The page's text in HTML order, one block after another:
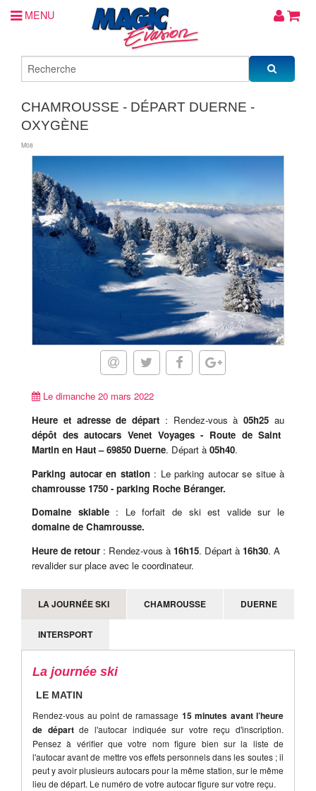
MENU
CHAMROUSSE - DÉPART DUERNE -
OXYGÈNE
M08
Le dimanche 20 mars 2022
Heure et adresse de départ : Rendez-vous à05h25au
dépôt des autocars Venet Voyages - Route de Saint
Martin en Haut – 69850 Duerne. Départ à 05h40.
Parking autocar en station: Le parking autocar se situe à
chamrousse 1750 - parking Roche Béranger.
Domaine skiable: Le forfait de ski est valide sur le
domaine de Chamrousse.
Heure de retour : Rendez-vous à 16h15. Départ à 16h30. A
revalider sur place avec le coordinateur.
LA JOURNÉE SKI CHAMROUSSE DUERNE
INTERSPORT
La journée ski
LE MATIN
Rendez-vous au point de ramassage 15 minutes avant l’heure
de départde l'autocar indiquée sur votre reçu d'inscription.
Pensez à vérifier que votre nom figure bien sur la liste de
l'autocar avant de mettre vos effets personnels dans les soutes ; il
peut y avoir plusieurs autocars pour la même station, sur le même
lieu de départ. Le numéro de votre autocar figure sur votre reçu.